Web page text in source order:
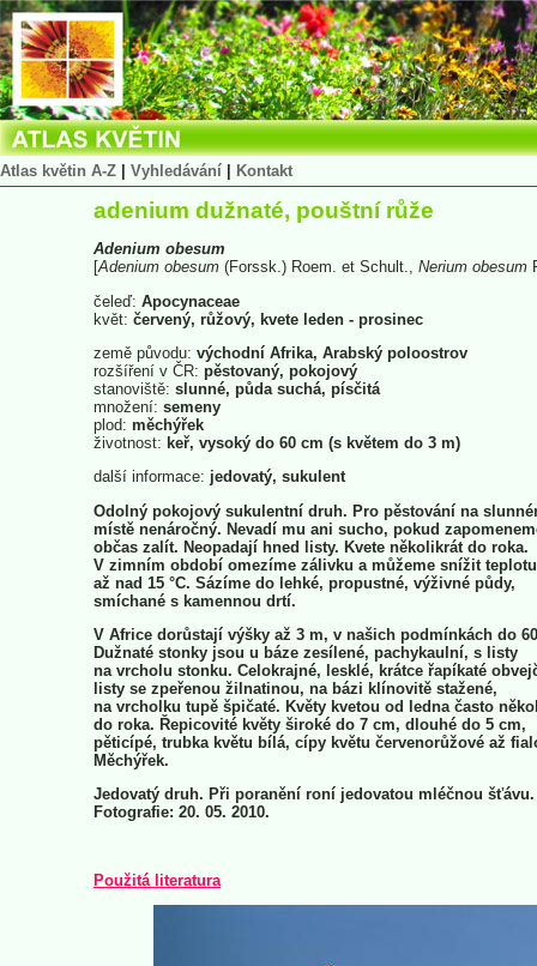
Atlas květin A-Z Vyhledávání Kontakt
adenium dužnaté, pouštní růže
Adenium obesum
[Adenium obesum (Forssk.) Roem. et Schult., Nerium obesum
čeleď: Apocynaceae
květ: červený, růžový, kvete leden - prosinec
země původu: východní Afrika, Arabský poloostrov
rozšíření v ČR: pěstovaný, pokojový
stanoviště: slunné, půda suchá, písčitá
množení: semeny
plod: měchýřek
životnost: keř, vysoký do 60 cm (s květem do 3 m)
další informace: jedovatý, sukulent
Odolný pokojový sukulentní druh. Pro pěstování na
místě nenáročný. Nevadí mu ani sucho, pokud
občas zalít. Neopadají hned listy. Kvete několikrát do roka.
V zimním období omezíme zálivku a můžeme snížit teplotu
až nad 15 °C. Sázíme do lehké, propustné, výživné půdy,
smíchané s kamennou drtí.
V Africe dorůstají výšky až 3 m, v našich podmínkách do
Dužnaté stonky jsou u báze zesílené, pachykaulní, s listy
na vrcholu stonku. Celokrajné, lesklé, krátce řapíkaté
listy se zpeřenou žilnatinou, na bázi klínovitě stažené,
na vrcholku tupě špičaté. Květy kvetou od ledna často
do roka. Řepicovité květy široké do 7 cm, dlouhé do 5 cm,
pěticípé, trubka květu bílá, cípy květu červenorůžové až
Měchýřek.
Jedovatý druh. Při poranění roní jedovatou mléčnou šťávu.
Fotografie: 20. 05. 2010.
Použitá literatura